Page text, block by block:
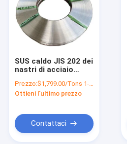
SUS caldo JIS 202 dei
nastri di acciaio
301 430 420 bobina
inossidabile di 410S
Prezzo:$1,799.00/Tons 1-9 Tons
Ottieni l'ultimo prezzo
Contattaci